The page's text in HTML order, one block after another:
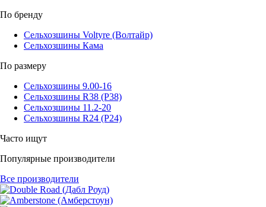
По бренду
Сельхозшины Voltyre (Волтайр)
Сельхозшины Кама
По размеру
Сельхозшины 9.00-16
Сельхозшины R38 (Р38)
Сельхозшины 11.2-20
Сельхозшины R24 (Р24)
Часто ищут
Популярные производители
Все производители